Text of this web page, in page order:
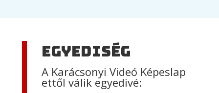
Egyediség
A Karácsonyi Videó Képeslap
ettől válik egyedivé: